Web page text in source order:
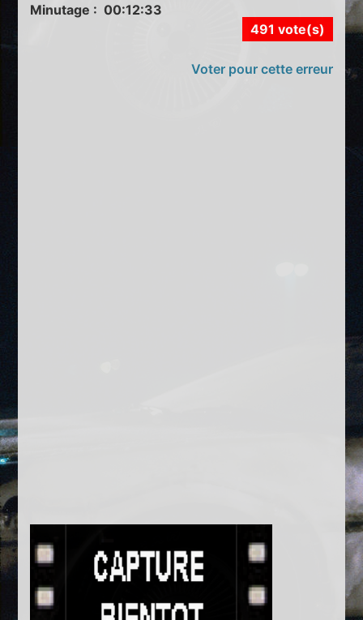
Minutage : 00:12:33
491 vote(s)
Voter pour cette erreur